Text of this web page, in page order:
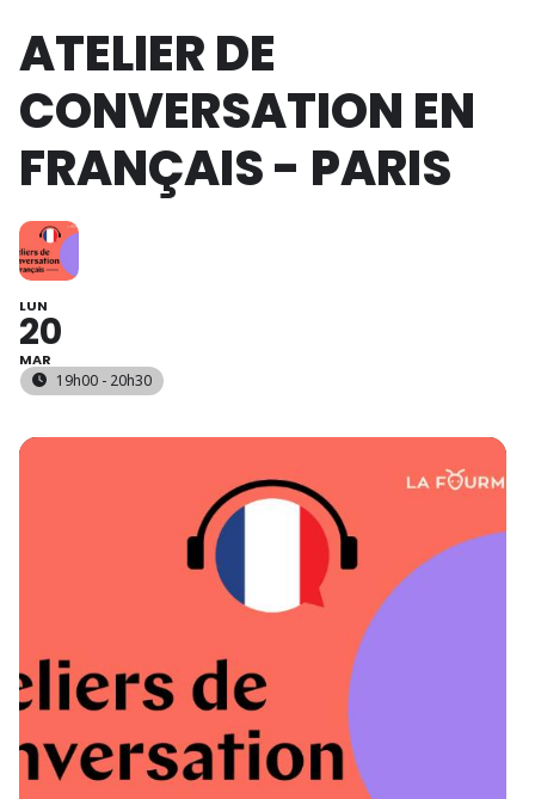
ATELIER DE
CONVERSATION EN
FRANÇAIS - PARIS
LUN
20
MAR
19h00 - 20h30